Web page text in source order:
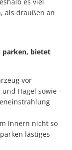
als draußen an
parken, bietet
vor
Hagel sowie -
Innern nicht so
lästiges